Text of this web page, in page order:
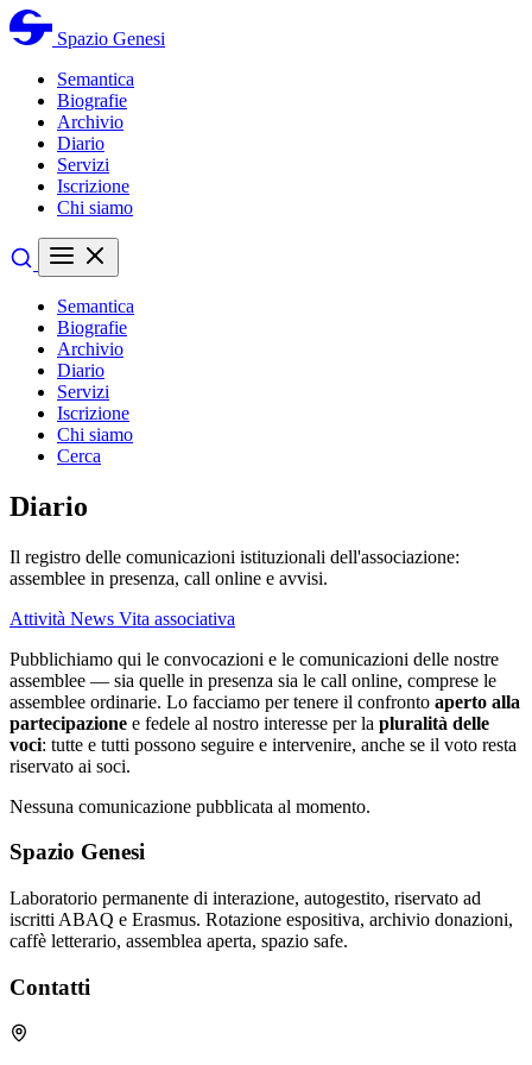
Spazio Genesi
Semantica
Biografie
Archivio
Diario
Servizi
Iscrizione
Chi siamo
Semantica
Biografie
Archivio
Diario
Servizi
Iscrizione
Chi siamo
Cerca
Diario
Il registro delle comunicazioni istituzionali dell'associazione:
assemblee in presenza, call online e avvisi.
Attività News Vita associativa
Pubblichiamo qui le convocazioni e le comunicazioni delle nostre
assemblee — sia quelle in presenza sia le call online, comprese le
assemblee ordinarie. Lo facciamo per tenere il confronto aperto alla
partecipazione e fedele al nostro interesse per la pluralità delle
voci: tutte e tutti possono seguire e intervenire, anche se il voto resta
riservato ai soci.
Nessuna comunicazione pubblicata al momento.
Spazio Genesi
Laboratorio permanente di interazione, autogestito, riservato ad
iscritti ABAQ e Erasmus. Rotazione espositiva, archivio donazioni,
caffè letterario, assemblea aperta, spazio safe.
Contatti